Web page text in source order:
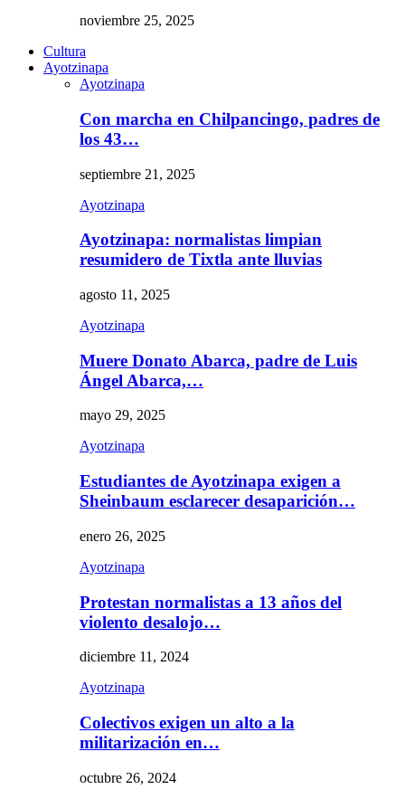
noviembre 25, 2025
Cultura
Ayotzinapa
Ayotzinapa
Con marcha en Chilpancingo, padres de
los 43…
septiembre 21, 2025
Ayotzinapa
Ayotzinapa: normalistas limpian
resumidero de Tixtla ante lluvias
agosto 11, 2025
Ayotzinapa
Muere Donato Abarca, padre de Luis
Ángel Abarca,…
mayo 29, 2025
Ayotzinapa
Estudiantes de Ayotzinapa exigen a
Sheinbaum esclarecer desaparición…
enero 26, 2025
Ayotzinapa
Protestan normalistas a 13 años del
violento desalojo…
diciembre 11, 2024
Ayotzinapa
Colectivos exigen un alto a la
militarización en…
octubre 26, 2024